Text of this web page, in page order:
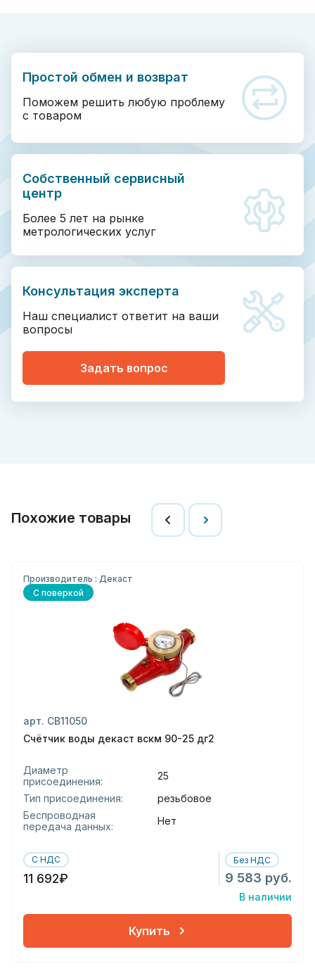
Простой обмен и возврат
Поможем решить любую проблему
с товаром
Собственный сервисный
центр
Более 5 лет на рынке
метрологических услуг
Консультация эксперта
Наш специалист ответит на ваши
вопросы
Задать вопрос
Похожие товары
Производитель : Декаст
С поверкой
арт. СВ11050
Счётчик воды декаст вскм 90-25 дг2
Диаметр
присоединения:
25
Тип присоединения:
резьбовое
Беспроводная
передача данных:
Нет
С НДС
11 692₽
Без НДС
9 583 руб.
В наличии
Купить